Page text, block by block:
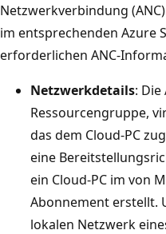
Netzwerkverbindung
im entsprechenden Azure
erforderlichen ANC-
Netzwerkdetails:
Ressourcengruppe,
das dem Cloud-PC
eine
ein Cloud-PC im von
Abonnement erstellt.
lokalen Netzwerk